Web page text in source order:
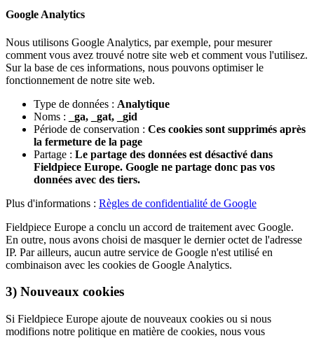
Google Analytics
Nous utilisons Google Analytics, par exemple, pour mesurer
comment vous avez trouvé notre site web et comment vous l'utilisez.
Sur la base de ces informations, nous pouvons optimiser le
fonctionnement de notre site web.
Type de données : Analytique
Noms :
_ga, _gat, _gid
Période de conservation : Ces cookies sont supprimés après
la fermeture de la page
Partage : Le partage des données est désactivé dans
Fieldpiece Europe. Google ne partage donc pas vos
données avec des tiers.
Plus d'informations : Règles de confidentialité de Google
Fieldpiece Europe a conclu un accord de traitement avec Google.
En outre, nous avons choisi de masquer le dernier octet de l'adresse
IP. Par ailleurs, aucun autre service de Google n'est utilisé en
combinaison avec les cookies de Google Analytics.
3) Nouveaux cookies
Si Fieldpiece Europe ajoute de nouveaux cookies ou si nous
modifions notre politique en matière de cookies, nous vous